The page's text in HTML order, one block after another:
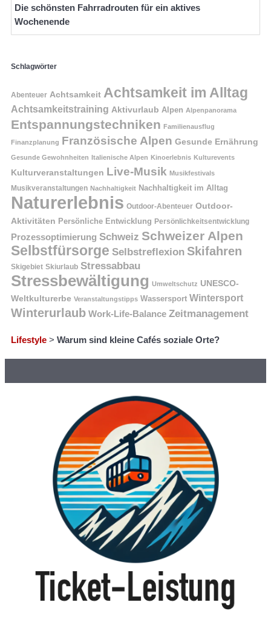
Die schönsten Fahrradrouten für ein aktives
Wochenende
Schlagwörter
Abenteuer Achtsamkeit Achtsamkeit im Alltag
Achtsamkeitstraining Aktivurlaub Alpen Alpenpanorama
Entspannungstechniken Familienausflug
Finanzplanung Französische Alpen Gesunde Ernährung
Gesunde Gewohnheiten Italienische Alpen Kinoerlebnis Kulturevents
Kulturveranstaltungen Live-Musik Musikfestivals
Musikveranstaltungen Nachhaltigkeit Nachhaltigkeit im Alltag
Naturerlebnis Outdoor-Abenteuer Outdoor-
Aktivitäten Persönliche Entwicklung Persönlichkeitsentwicklung
Prozessoptimierung Schweiz Schweizer Alpen
Selbstfürsorge Selbstreflexion Skifahren
Skigebiet Skiurlaub Stressabbau
Stressbewältigung Umweltschutz UNESCO-
Weltkulturerbe Veranstaltungstipps Wassersport Wintersport
Winterurlaub Work-Life-Balance Zeitmanagement
Lifestyle > Warum sind kleine Cafés soziale Orte?